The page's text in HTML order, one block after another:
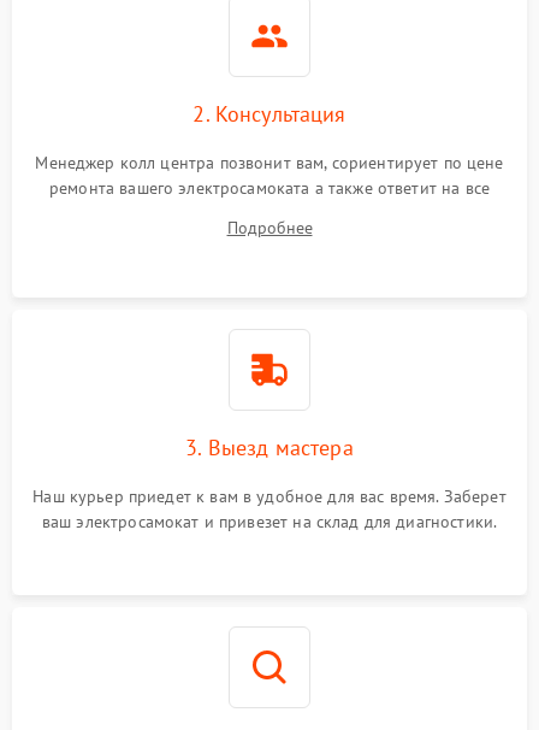
2. Консультация
Менеджер колл центра позвонит вам, сориентирует по цене
ремонта вашего электросамоката а также ответит на все
Подробнее
3. Выезд мастера
Наш курьер приедет к вам в удобное для вас время. Заберет
ваш электросамокат и привезет на склад для диагностики.